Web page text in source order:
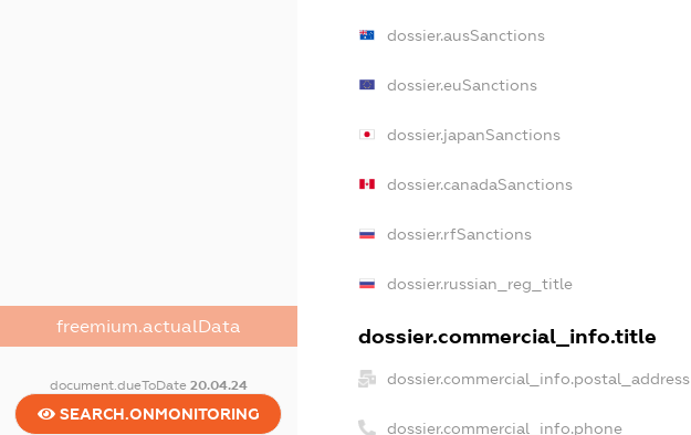
freemium.actualData
document.dueToDate 20.04.24
SEARCH.ONMONITORING
dossier.ausSanctions
dossier.euSanctions
dossier.japanSanctions
dossier.canadaSanctions
dossier.rfSanctions
dossier.russian_reg_title
dossier.commercial_info.title
dossier.commercial_info.postal_address
dossier.commercial_info.phone